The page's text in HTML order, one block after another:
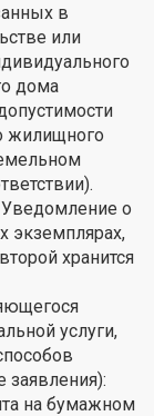
в
или
дома
жилищного
Уведомление о
экземплярах,
хранится
услуги,
заявления):
на бумажном